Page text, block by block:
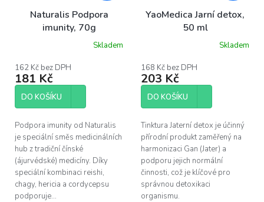
Naturalis Podpora
imunity, 70g
Skladem
162 Kč bez DPH
181 Kč
DO KOŠÍKU
Podpora imunity od Naturalis
je speciální směs medicinálních
hub z tradiční čínské
(ájurvédské) medicíny. Díky
speciální kombinaci reishi,
chagy, hericia a cordycepsu
podporuje...
YaoMedica Jarní detox,
50 ml
Skladem
168 Kč bez DPH
203 Kč
DO KOŠÍKU
Tinktura Jaterní detox je účinný
přírodní produkt zaměřený na
harmonizaci Gan (Jater) a
podporu jejich normální
činnosti, což je klíčové pro
správnou detoxikaci
organismu.